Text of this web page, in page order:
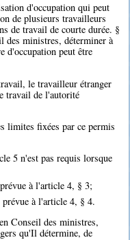
d'occupation qui peut
de plusieurs travailleurs
de travail de courte durée. §
des ministres, déterminer à
d'occupation peut être
le travailleur étranger
travail de l'autorité
limites fixées par ce permis
5 n'est pas requis lorsque
à l'article 4, § 3;
à l'article 4, § 4.
Conseil des ministres,
qu'Il détermine, de